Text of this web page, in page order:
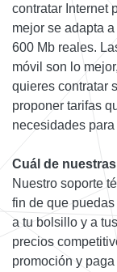
contratar Internet
mejor se adapta
600 Mb reales.
móvil son lo
quieres contratar
proponer tarifas
necesidades
Cuál de
Nuestro soporte
fin de que
a tu bolsillo y a
precios
promoción y